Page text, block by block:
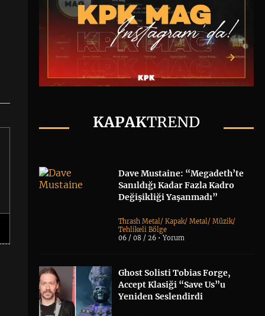
KAPAKTREND
Dave Mustaine: “Megadeth’te
Sanıldığı Kadar Fazla Kadro
Değişikliği Yaşanmadı”
Thrash Metal/Kapak/Metal/Müzik/
Tehlikeli Bölge
06 / 08 / 26 •Yorum
Ghost Solisti Tobias Forge,
Accept Klasiği “Save Us”u
Yeniden Seslendirdi